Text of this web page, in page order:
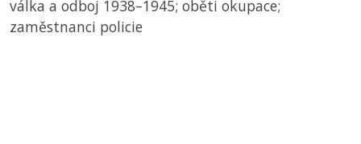
válka a odboj 1938–1945; oběti okupace;
zaměstnanci policie